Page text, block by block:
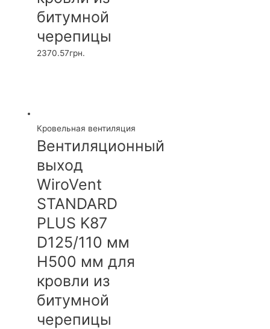
битумной
черепицы
2370.57грн.
Кровельная вентиляция
Вентиляционный
выход
WiroVent
STANDARD
PLUS K87
D125/110 мм
H500 мм для
кровли из
битумной
черепицы